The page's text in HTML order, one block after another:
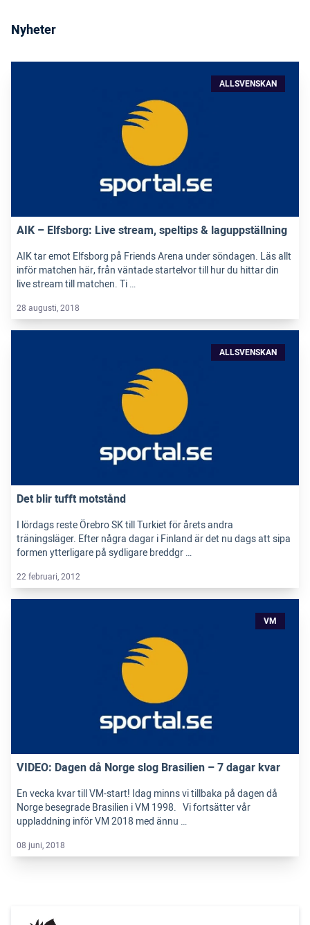
Nyheter
ALLSVENSKAN
AIK – Elfsborg: Live stream, speltips & laguppställning
AIK tar emot Elfsborg på Friends Arena under söndagen. Läs allt
inför matchen här, från väntade startelvor till hur du hittar din
live stream till matchen. Ti …
28 augusti, 2018
ALLSVENSKAN
Det blir tufft motstånd
I lördags reste Örebro SK till Turkiet för årets andra
träningsläger. Efter några dagar i Finland är det nu dags att sipa
formen ytterligare på sydligare breddgr …
22 februari, 2012
VM
VIDEO: Dagen då Norge slog Brasilien – 7 dagar kvar
En vecka kvar till VM-start! Idag minns vi tillbaka på dagen då
Norge besegrade Brasilien i VM 1998. Vi fortsätter vår
uppladdning inför VM 2018 med ännu …
08 juni, 2018